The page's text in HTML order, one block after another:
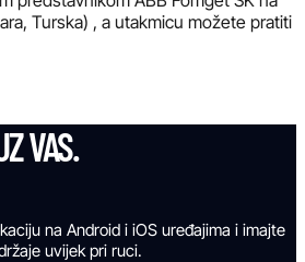
Turska) , a utakmicu možete pratiti
VAS.
na Android i iOS uređajima i imajte
uvijek pri ruci.